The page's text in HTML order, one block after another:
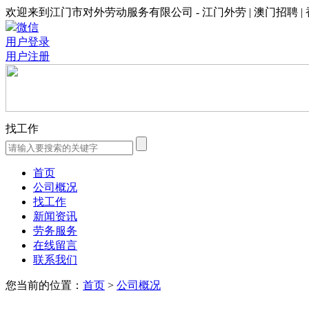
欢迎来到江门市对外劳动服务有限公司 - 江门外劳 | 澳门招聘 |
微信
用户登录
用户注册
找工作
首页
公司概况
找工作
新闻资讯
劳务服务
在线留言
联系我们
您当前的位置： 首页 > 公司概况